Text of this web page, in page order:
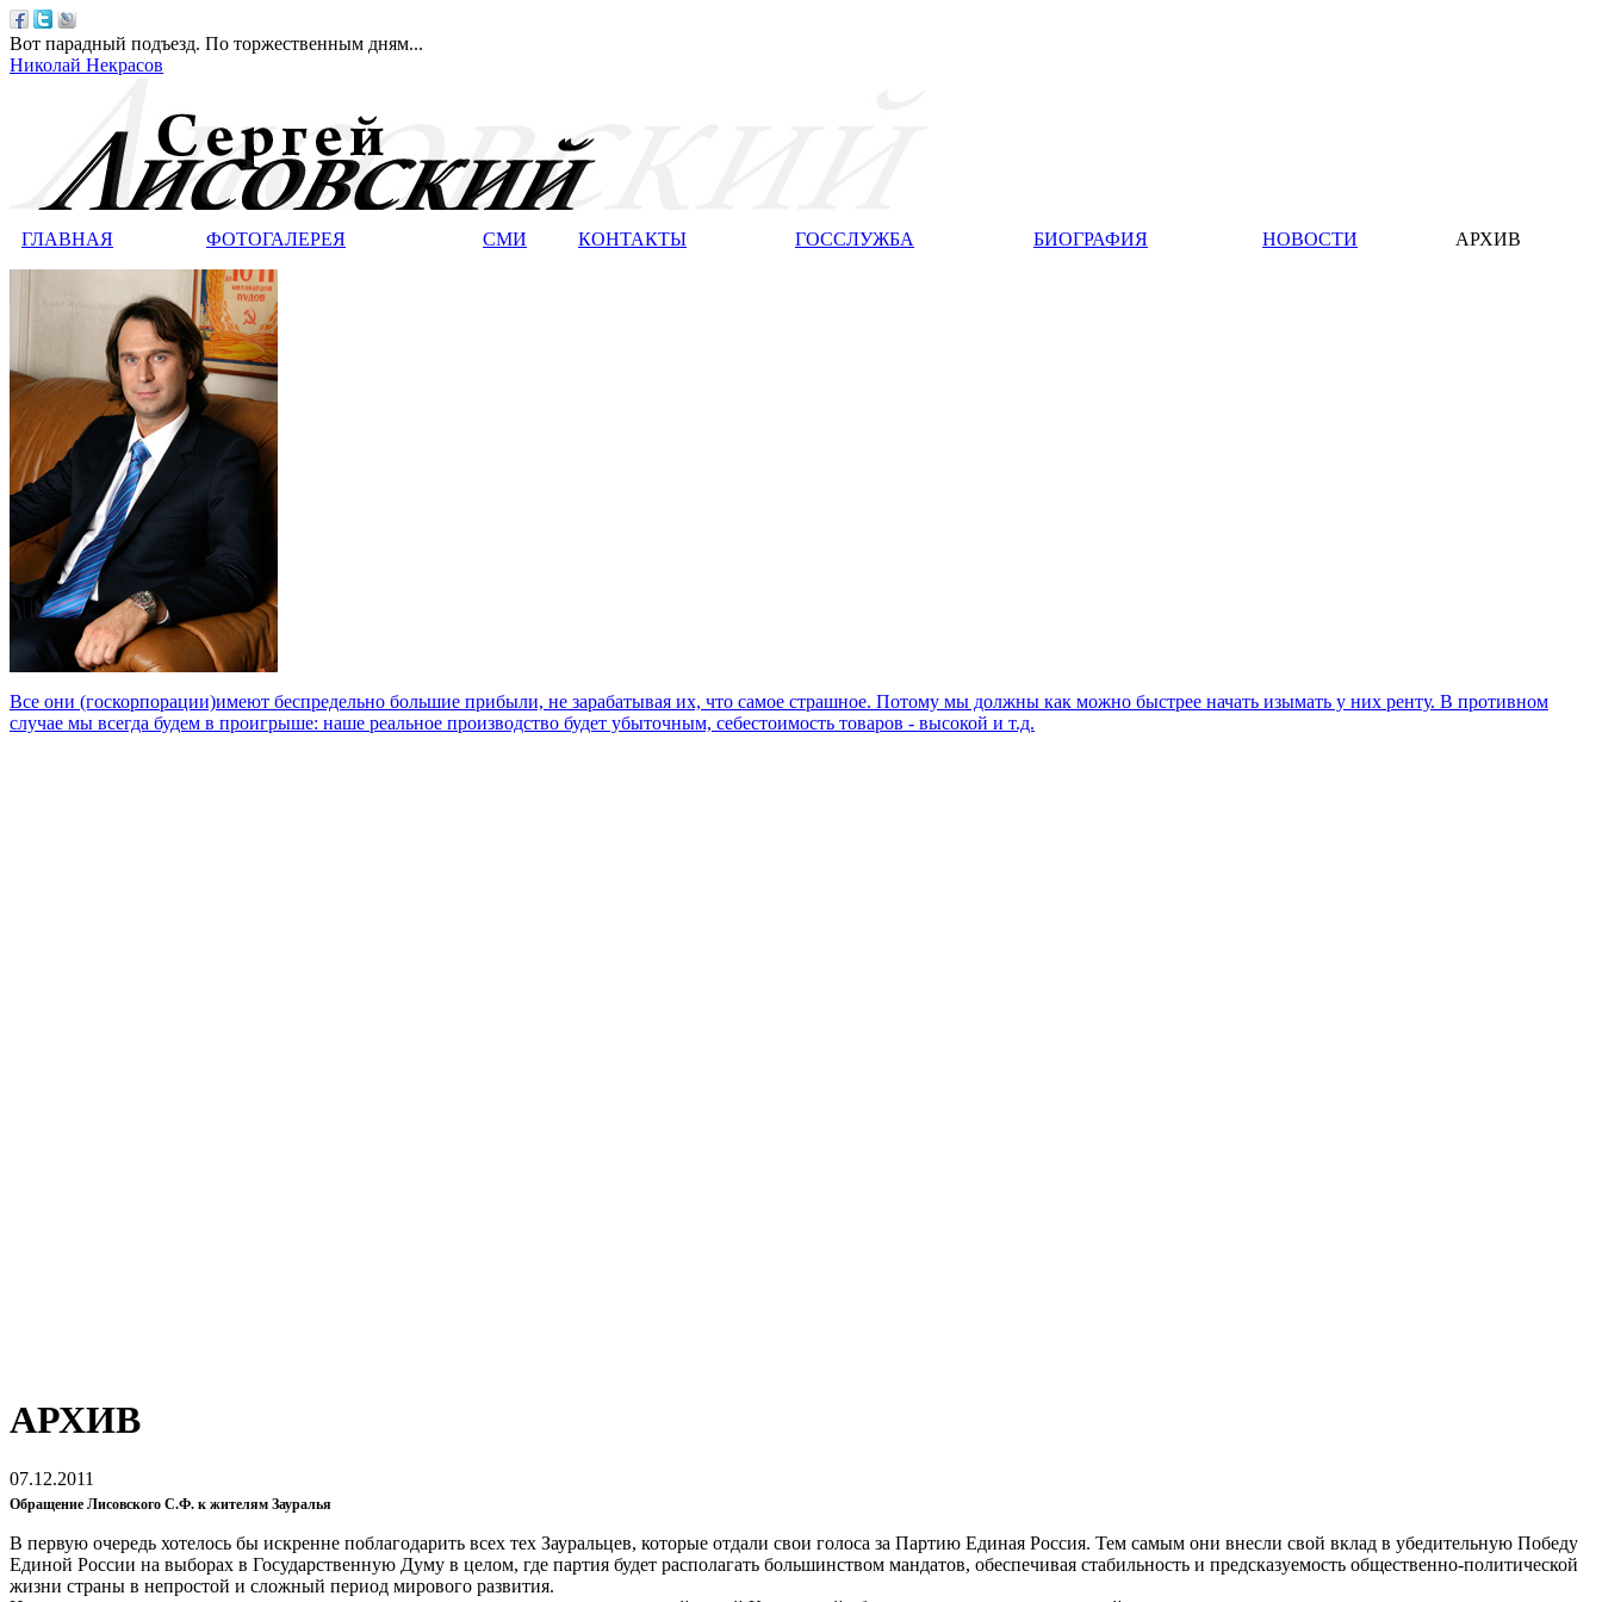
Вот парадный подъезд. По торжественным дням...
Николай Некрасов
ГЛАВНАЯ ФОТОГАЛЕРЕЯ СМИ КОНТАКТЫ ГОССЛУЖБА БИОГРАФИЯ НОВОСТИ АРХИВ
Все они (госкорпорации)имеют беспредельно большие прибыли, не зарабатывая их, что самое страшное. Потому мы должны как можно быстрее начать изымать у них ренту. В противном
случае мы всегда будем в проигрыше: наше реальное производство будет убыточным, себестоимость товаров - высокой и т.д.
АРХИВ
07.12.2011
Обращение Лисовского С.Ф. к жителям Зауралья
В первую очередь хотелось бы искренне поблагодарить всех тех Зауральцев, которые отдали свои голоса за Партию Единая Россия. Тем самым они внесли свой вклад в убедительную Победу
Единой России на выборах в Государственную Думу в целом, где партия будет располагать большинством мандатов, обеспечивая стабильность и предсказуемость общественно-политической
жизни страны в непростой и сложный период мирового развития.